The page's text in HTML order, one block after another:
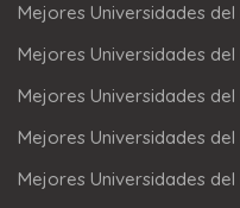
Mejores Universidades
Mejores Universidades
Mejores Universidades
Mejores Universidades
Mejores Universidades